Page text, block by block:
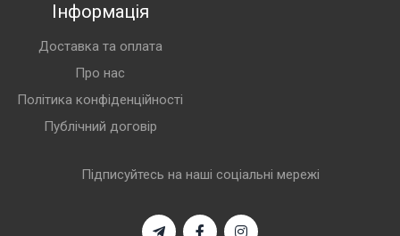
Інформація
Доставка та оплата
Про нас
Політика конфіденційності
Публічний договір
Підписуйтесь на наші соціальні мережі